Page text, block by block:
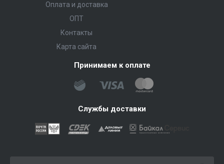
Оплата и доставка
ОПТ
Контакты
Карта сайта
Принимаем к оплате
Службы доставки